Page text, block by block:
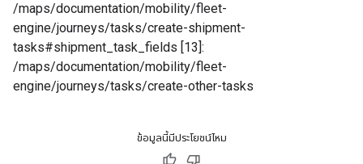
/maps/documentation/mobility/fleet-
engine/journeys/tasks/create-shipment-
tasks#shipment_task_fields [13]:
/maps/documentation/mobility/fleet-
engine/journeys/tasks/create-other-tasks
ข้อมูลนี้มีประโยชน์ไหม